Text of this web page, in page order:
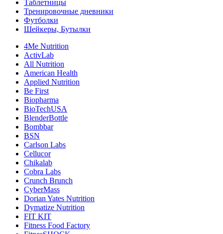
Таблетницы
Тренировочные дневники
Футболки
Шейкеры, Бутылки
4Me Nutrition
ActivLab
All Nutrition
American Health
Applied Nutrition
Be First
Biopharma
BioTechUSA
BlenderBottle
Bombbar
BSN
Carlson Labs
Cellucor
Chikalab
Cobra Labs
Crunch Brunch
CyberMass
Dorian Yates Nutrition
Dymatize Nutrition
FIT KIT
Fitness Food Factory